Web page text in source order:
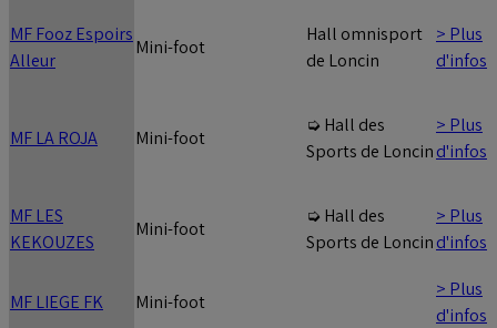
MF Fooz Espoirs
Alleur
Mini-foot
Hall omnisport
de Loncin
> Plus
d'infos
MF LA ROJA Mini-foot
➭ Hall des
Sports de Loncin
> Plus
d'infos
MF LES
KEKOUZES
Mini-foot
➭ Hall des
Sports de Loncin
> Plus
d'infos
MF LIEGE FK Mini-foot
> Plus
d'infos